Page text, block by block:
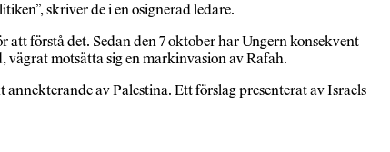
skriver de i en osignerad ledare.
förstå det. Sedan den 7 oktober har Ungern konsekvent
motsätta sig en markinvasion av Rafah.
av Palestina. Ett förslag presenterat av Israels